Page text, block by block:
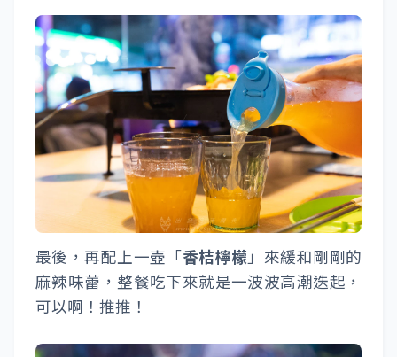
最後，再配上一壺「香桔檸檬」來緩和剛剛的
麻辣味蕾，整餐吃下來就是一波波高潮迭起，
可以啊！推推！